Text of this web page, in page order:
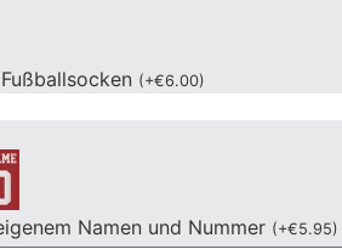
Fußballsocken (+€6.00)
Namen und Nummer (+€5.95)